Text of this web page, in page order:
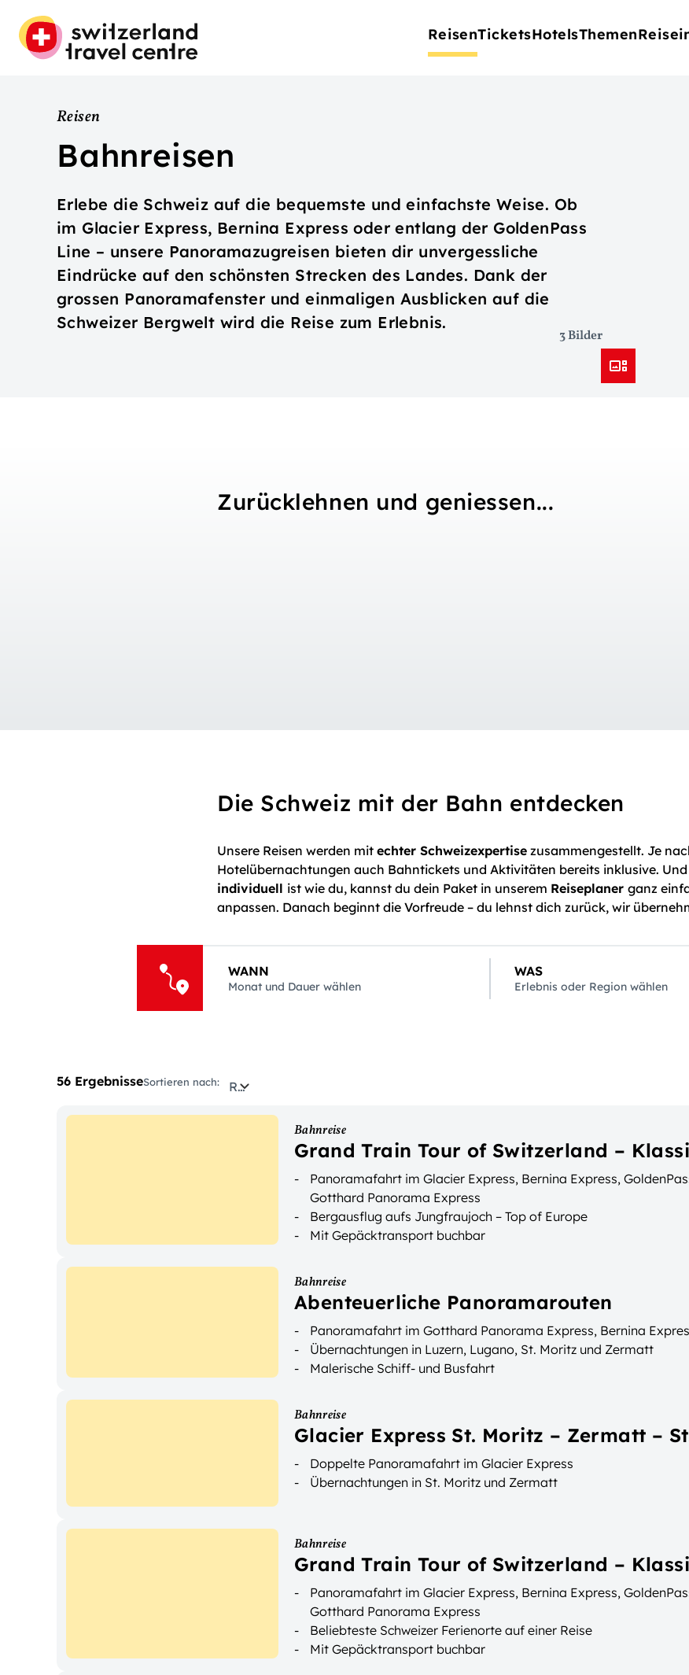
ReisenTicketsHotelsThemen
Reisen
Bahnreisen
Erlebe die Schweiz auf die bequemste und einfachste Weise. Ob
im Glacier Express, Bernina Express oder entlang der GoldenPass
Line – unsere Panoramazugreisen bieten dir unvergessliche
Eindrücke auf den schönsten Strecken des Landes. Dank der
grossen Panoramafenster und einmaligen Ausblicken auf die
Schweizer Bergwelt wird die Reise zum Erlebnis.
3 Bilder
Zurücklehnen und geniessen...
Die Schweiz mit der Bahn entdecken
Unsere Reisen werden mit echter Schweizexpertise zusammengestellt. Je
Hotelübernachtungen auch Bahntickets und Aktivitäten bereits inklusive. Und
individuell ist wie du, kannst du dein Paket in unserem Reiseplaner ganz
anpassen. Danach beginnt die Vorfreude – du lehnst dich zurück, wir
WANN
Monat und Dauer wählen
WAS
Erlebnis oder Region wählen
56 ErgebnisseSortieren nach: Relevanz
Bahnreise
Grand Train Tour of Switzerland –
Panoramafahrt im Glacier Express, Bernina Express,
Gotthard Panorama Express
Bergausflug aufs Jungfraujoch – Top of Europe
Mit Gepäcktransport buchbar
Bahnreise
Abenteuerliche Panoramarouten
Panoramafahrt im Gotthard Panorama Express, Bernina
Übernachtungen in Luzern, Lugano, St. Moritz und Zermatt
Malerische Schiff- und Busfahrt
Bahnreise
Glacier Express St. Moritz – Zermatt –
Doppelte Panoramafahrt im Glacier Express
Übernachtungen in St. Moritz und Zermatt
Bahnreise
Grand Train Tour of Switzerland –
Panoramafahrt im Glacier Express, Bernina Express,
Gotthard Panorama Express
Beliebteste Schweizer Ferienorte auf einer Reise
Mit Gepäcktransport buchbar